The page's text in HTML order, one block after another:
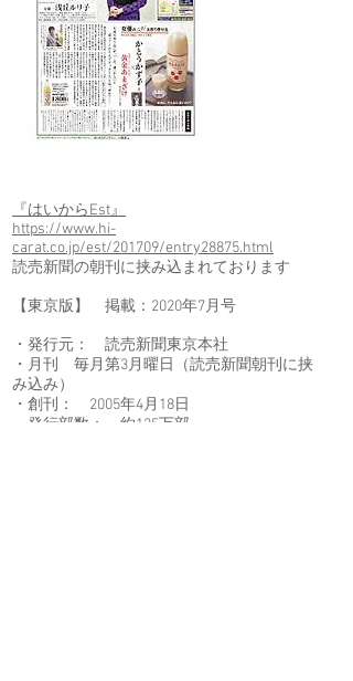
『はいからEst』
https://www.hi-
carat.co.jp/est/201709/entry28875.html
読売新聞の朝刊に挟み込まれております
【東京版】 掲載：2020年7月号
・発行元： 読売新聞東京本社
・月刊 毎月第3月曜日（読売新聞朝刊に挟
み込み）
・創刊： 2005年4月18日
・発行部数： 約125万部